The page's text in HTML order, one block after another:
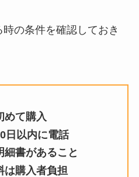
の条件を確認しておき
めて購入
日以内に電話
細書があること
は購入者負担